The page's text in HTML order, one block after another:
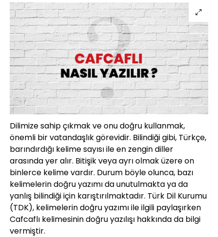
Dilimize sahip çıkmak ve onu doğru kullanmak,
önemli bir vatandaşlık görevidir. Bilindiği gibi, Türkçe,
barındırdığı kelime sayısı ile en zengin diller
arasında yer alır. Bitişik veya ayrı olmak üzere on
binlerce kelime vardır. Durum böyle olunca, bazı
kelimelerin doğru yazımı da unutulmakta ya da
yanlış bilindiği için karıştırılmaktadır. Türk Dil Kurumu
(TDK), kelimelerin doğru yazımı ile ilgili paylaşırken
Cafcaflı kelimesinin doğru yazılışı hakkında da bilgi
vermiştir.